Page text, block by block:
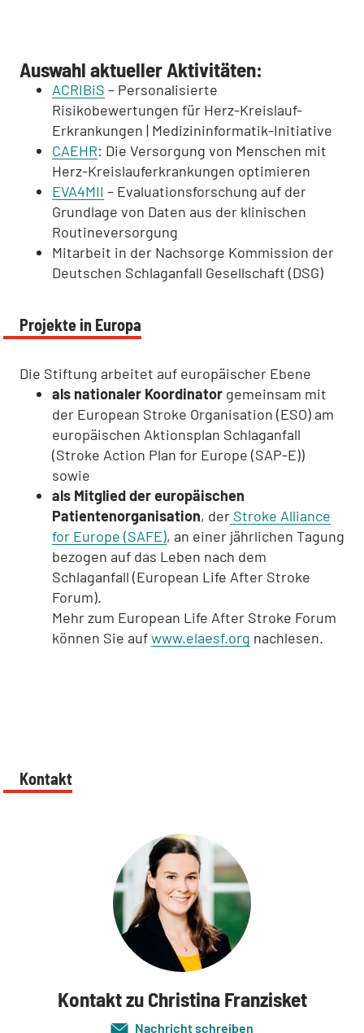
Auswahl aktueller Aktivitäten:
ACRIBiS – Personalisierte
Risikobewertungen für Herz-Kreislauf-
Erkrankungen | Medizininformatik-Initiative
CAEHR: Die Versorgung von Menschen mit
Herz-Kreislauferkrankungen optimieren
EVA4MII – Evaluationsforschung auf der
Grundlage von Daten aus der klinischen
Routineversorgung
Mitarbeit in der Nachsorge Kommission der
Deutschen Schlaganfall Gesellschaft (DSG)
Projekte in Europa
Die Stiftung arbeitet auf europäischer Ebene
als nationaler Koordinator gemeinsam mit
der European Stroke Organisation (ESO) am
europäischen Aktionsplan Schlaganfall
(Stroke Action Plan for Europe (SAP-E))
sowie
als Mitglied der europäischen
Patientenorganisation, der Stroke Alliance
for Europe (SAFE), an einer jährlichen Tagung
bezogen auf das Leben nach dem
Schlaganfall (European Life After Stroke
Forum).
Mehr zum European Life After Stroke Forum
können Sie aufwww.elaesf.org nachlesen.
Kontakt
Kontakt zu Christina Franzisket
Nachricht schreiben